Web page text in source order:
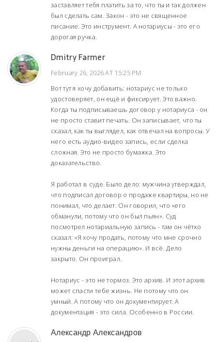
заставляет тебя платить за то, что ты и так должен
был сделать сам. Закон - это не священное
писание. Это инструмент. А нотариусы - это его
дорогая ручка.
Dmitry Farmer
February 26, 2026 AT 15:25 PM
Вот тут я хочу добавить: нотариус не только
удостоверяет, он ещё и фиксирует. Это важно.
Когда ты подписываешь договор у нотариуса - он
не просто ставит печать. Он записывает, что ты
сказал, как ты выглядел, как отвечал на вопросы. У
него есть аудио-видео запись, если сделка
сложная. Это не просто бумажка. Это
доказательство.
Я работал в суде. Было дело: мужчина утверждал,
что подписал договор о продаже квартиры, но не
понимал, что делает. Он говорил, что «его
обманули, потому что он был пьян». Суд
посмотрел нотариальную запись - там он чётко
сказал: «Я хочу продать, потому что мне срочно
нужны деньги на операцию». И всё. Дело
закрыто. Он проиграл.
Нотариус - это не тормоз. Это архив. И этот архив
может спасти тебе жизнь. Не потому что он
умный. А потому что он документирует. А
документация - это сила. Особенно в России.
Александр Александров